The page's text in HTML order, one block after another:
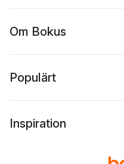
Om Bokus
Populärt
Inspiration